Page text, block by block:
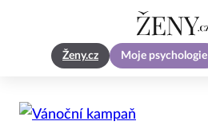
Ženy.cz Moje psychologie